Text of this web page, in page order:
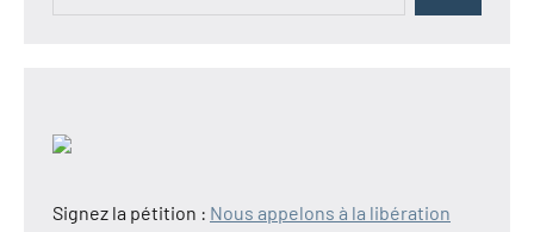
Signez la pétition : Nous appelons à la libération